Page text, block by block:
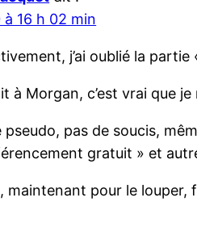
16 h 02 min
j’ai oublié la
à Morgan, c’est vrai que
pas de soucis,
gratuit » et
maintenant pour le louper,